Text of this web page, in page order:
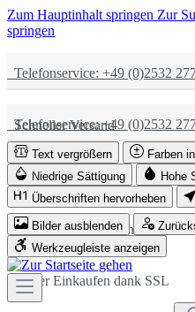
Zum Hauptinhalt springen Zur
springen
Telefonservice: +49 (0)2532
Schneller Versand
Partnerschaftlich
Sicher Einkaufen dank SSL
Telefonservice: +49 (0)2532
Schneller Versand
Partnerschaftlich
Sicher Einkaufen dank SSL
Text vergrößern Farben
Niedrige Sättigung
Hohe
Überschriften hervorheben
Bilder ausblenden
Werkzeugleiste anzeigen